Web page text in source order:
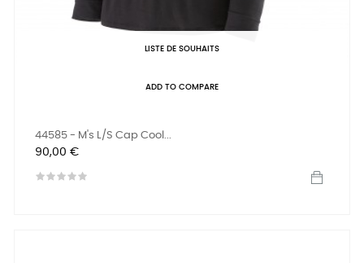
LISTE DE SOUHAITS
ADD TO COMPARE
44585 - M's L/S Cap Cool...
Prix
90,00 €